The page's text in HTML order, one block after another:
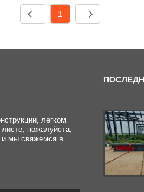
1
легком
пожалуйста,
и мы свяжемся в
Как структура стальной
конструкции № 2#